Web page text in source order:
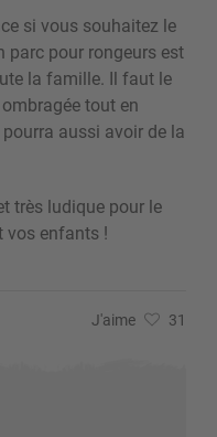
si vous souhaitez le
parc pour rongeurs est
la famille. Il faut le
tout en
aussi avoir de la
très ludique pour le
vos enfants !
J'aime 31